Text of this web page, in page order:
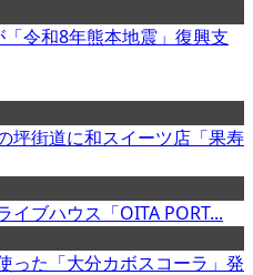
「令和8年熊本地震」復興支
坪街道に和スイーツ店「果寿
イブハウス「OITA PORT...
った「大分カボスコーラ」発